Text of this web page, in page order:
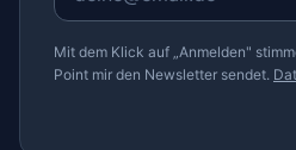
Mit dem Klick auf „Anmelden"
Point mir den Newsletter sendet.